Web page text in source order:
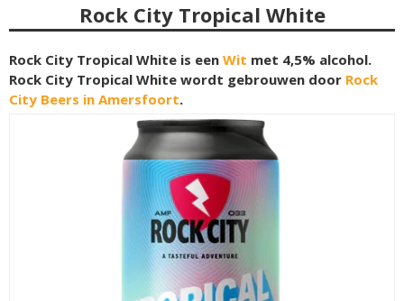
Rock City Tropical White
Rock City Tropical White is een Wit met 4,5% alcohol.
Rock City Tropical White wordt gebrouwen door Rock
City Beers in Amersfoort.